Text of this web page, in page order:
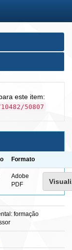
este item:
50807
Formato
Adobe
PDF
formação